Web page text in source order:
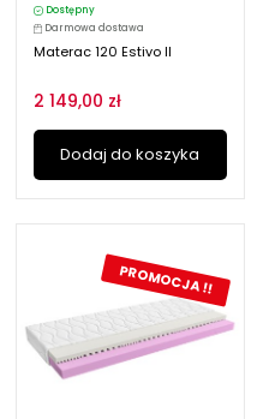
Dostępny
Darmowa dostawa
Materac 120 Estivo II
2 149,00 zł
Dodaj do koszyka
PROMOCJA !!